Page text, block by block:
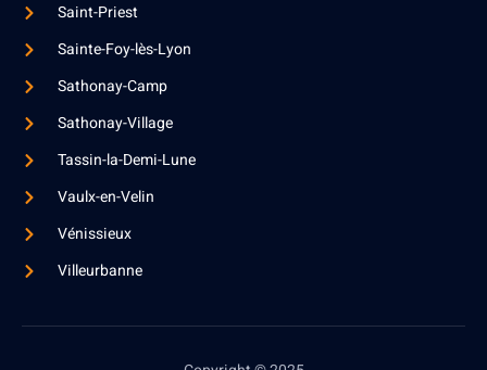
Saint-Priest
Sainte-Foy-lès-Lyon
Sathonay-Camp
Sathonay-Village
Tassin-la-Demi-Lune
Vaulx-en-Velin
Vénissieux
Villeurbanne